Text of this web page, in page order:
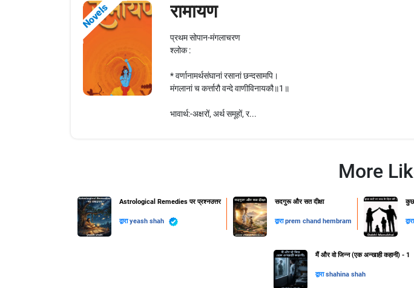
Novels रामायण
प्रथम सोपान-मंगलाचरण
श्लोक :
* वर्णानामर्थसंघानां रसानां छन्दसामपि।
मंगलानां च कर्त्तारौ वन्दे वाणीविनायकौ॥1॥
भावार्थ:-अक्षरों, अर्थ समूहों, र...
More
Astrological Remedies पर प्रश्नउत्तर
द्वाराyeash shah
सदगुरू और सत दीक्षा
द्वाराprem chand hembram
कुछ
द्वारा
मैं और वो जिन्न (एक अन्खाही कहानी) - 1
द्वाराshahina shah